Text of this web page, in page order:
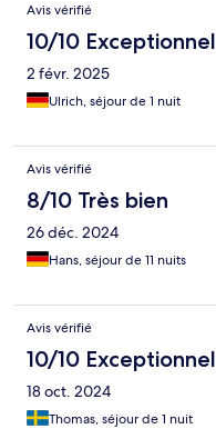
Avis vérifié
10/10 Exceptionnel
2 févr. 2025
Ulrich, séjour de 1 nuit
Avis vérifié
8/10 Très bien
26 déc. 2024
Hans, séjour de 11 nuits
Avis vérifié
10/10 Exceptionnel
18 oct. 2024
Thomas, séjour de 1 nuit